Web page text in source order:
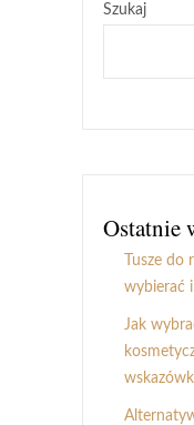
Szukaj
Ostatnie
Tusze
wybierać
Jak